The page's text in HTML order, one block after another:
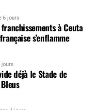
6 jours
à Ceuta
s’enflamme
jours
déjà le Stade de